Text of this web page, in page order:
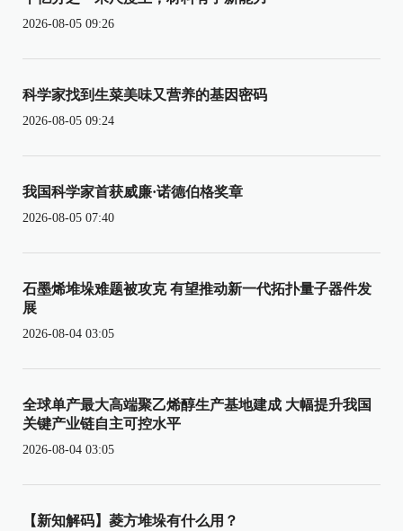
2026-08-05 09:26
科学家找到生菜美味又营养的基因密码
2026-08-05 09:24
我国科学家首获威廉·诺德伯格奖章
2026-08-05 07:40
石墨烯堆垛难题被攻克 有望推动新一代拓扑量子器件发
展
2026-08-04 03:05
全球单产最大高端聚乙烯醇生产基地建成 大幅提升我国
关键产业链自主可控水平
2026-08-04 03:05
【新知解码】菱方堆垛有什么用？